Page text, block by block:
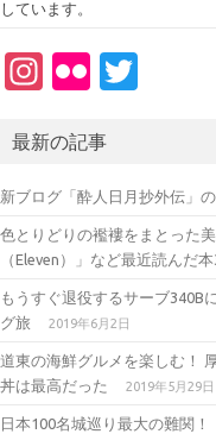
しています。
In
a
gr
a
m
Fl
kr
te
r
最新の記事
新ブログ「酔人日月抄外伝」
色とりどりの襤褸をまとった
（Eleven）」など最近読んだ
もうすぐ退役するサーブ340B
グ旅
2019年6月2日
道東の海鮮グルメを楽しむ！
丼は最高だった
2019年5月29日
日本100名城巡り最大の難関